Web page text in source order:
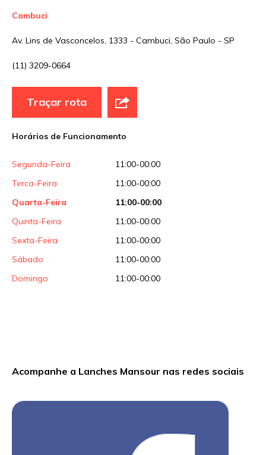
Cambuci
Av. Lins de Vasconcelos, 1333 - Cambuci, São Paulo - SP
(11) 3209-0664
Traçar rota
Horários de Funcionamento
Segunda-Feira
11:00-00:00
Terca-Feira
11:00-00:00
Quarta-Feira
11:00-00:00
Quinta-Feira
11:00-00:00
Sexta-Feira
11:00-00:00
Sábado
11:00-00:00
Domingo
11:00-00:00
Acompanhe a Lanches Mansour nas redes sociais